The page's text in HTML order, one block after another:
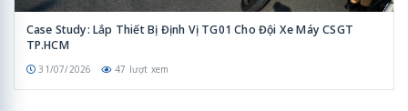
Case Study: Lắp Thiết Bị Định Vị TG01 Cho Đội Xe Máy CSGT
TP.HCM
31/07/2026 47 lượt xem